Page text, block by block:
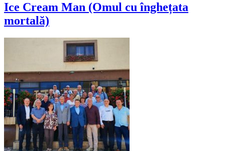
Ice Cream Man (Omul cu înghețata
mortală)